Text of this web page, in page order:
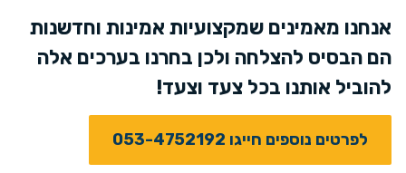
אנחנו מאמינים שמקצועיות אמינות וחדשנות
הם הבסיס להצלחה ולכן בחרנו בערכים אלה
להוביל אותנו בכל צעד וצעד!
לפרטים נוספים חייגו ⁦053-4752192⁩